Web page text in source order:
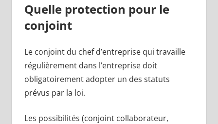
Quelle protection pour le
conjoint
Le conjoint du chef d’entreprise qui travaille
régulièrement dans l’entreprise doit
obligatoirement adopter un des statuts
prévus par la loi.
Les possibilités (conjoint collaborateur,